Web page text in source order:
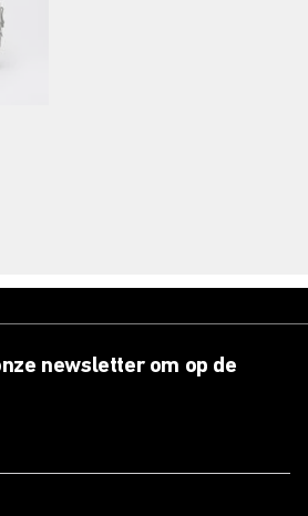
newsletter om op de